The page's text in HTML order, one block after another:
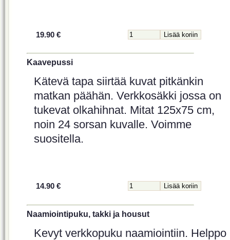
19.90 €
Kaavepussi
Kätevä tapa siirtää kuvat pitkänkin
matkan päähän. Verkkosäkki jossa on
tukevat olkahihnat. Mitat 125x75 cm,
noin 24 sorsan kuvalle. Voimme
suositella.
14.90 €
Naamiointipuku, takki ja housut
Kevyt verkkopuku naamiointiin. Helppo